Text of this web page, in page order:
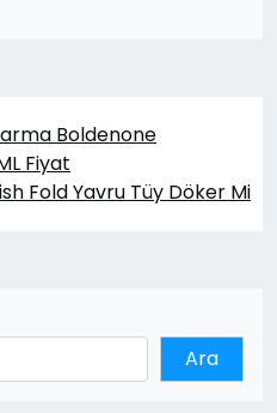
Boldenone
Fiyat
Fold Yavru Tüy Döker Mi
Ara